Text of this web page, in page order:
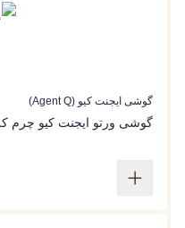
گوشی ایجنت کیو (Agent Q)
گوشی ورتو ایجنت کیو چرم